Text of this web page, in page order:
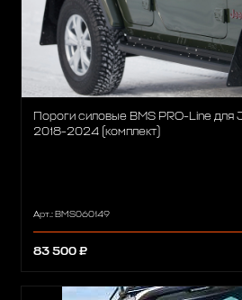
Пороги силовые BMS PRO-Line
2018-2024 (комплект)
Арт.: BMS060149
83 500 ₽